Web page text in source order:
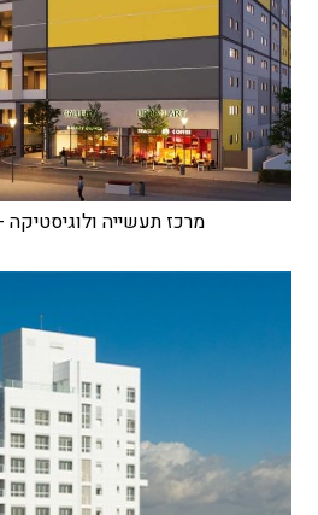
מרכז תעשייה ולוגיסטיקה